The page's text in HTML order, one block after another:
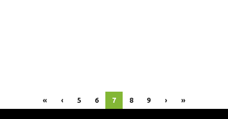
« ‹ 5 6 7 8 9 › »